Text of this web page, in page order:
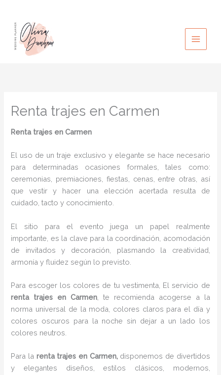
contenido
Renta trajes en Carmen
Renta trajes en Carmen
El uso de un traje exclusivo y elegante se hace necesario
para determinadas ocasiones formales, tales como:
ceremonias, premiaciones, fiestas, cenas, entre otras, así
que vestir y hacer una elección acertada resulta de
cuidado, tacto y conocimiento.
El sitio para el evento juega un papel realmente
importante, es la clave para la coordinación, acomodación
de invitados y decoración, plasmando la creatividad,
armonía y fluidez según lo previsto.
Para escoger los colores de tu vestimenta, El servicio de
renta trajes en Carmen , te recomienda acogerse a la
norma universal de la moda, colores claros para el día y
colores oscuros para la noche sin dejar a un lado los
colores neutros.
Para la renta trajes en Carmen, disponemos de divertidos
y elegantes diseños, estilos clásicos, modernos,